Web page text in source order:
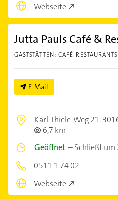
Webseite
Jutta Pauls Café &
GASTSTÄTTEN: CAFÉ-RESTAURANTS
E-Mail
Karl-Thiele-Weg 21,
6,7 km
Geöffnet –Schließt um
0511 1 74 02
Webseite